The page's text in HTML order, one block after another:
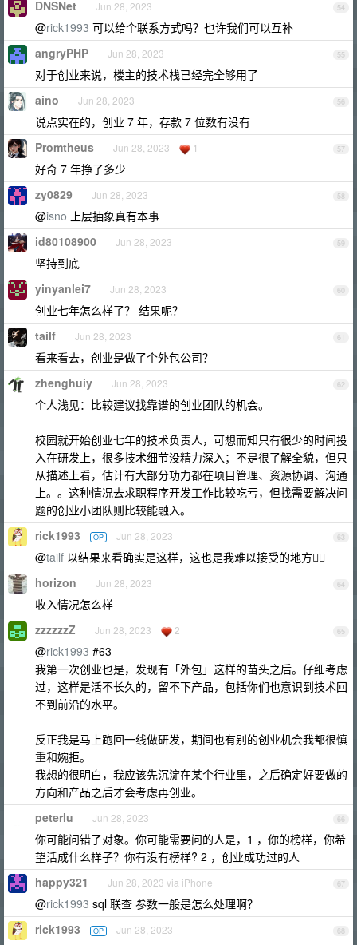
54
DNSNet Jun 28, 2023
@rick1993 可以给个联系方式吗？也许我们可以互补
55
angryPHP Jun 28, 2023
对于创业来说，楼主的技术栈已经完全够用了
56
aino Jun 28, 2023
说点实在的，创业 7 年，存款 7 位数有没有
57
Promtheus Jun 28, 2023 1
好奇 7 年挣了多少
58
zy0829 Jun 28, 2023
@isno 上层抽象真有本事
59
id80108900 Jun 28, 2023
坚持到底
60
yinyanlei7 Jun 28, 2023
创业七年怎么样了？ 结果呢？
61
tailf Jun 28, 2023
看来看去，创业是做了个外包公司？
62
zhenghuiy Jun 28, 2023
个人浅见：比较建议找靠谱的创业团队的机会。
校园就开始创业七年的技术负责人，可想而知只有很少的时间投
入在研发上，很多技术细节没精力深入；不是很了解全貌，但只
从描述上看，估计有大部分功力都在项目管理、资源协调、沟通
上。。这种情况去求职程序开发工作比较吃亏，但找需要解决问
题的创业小团队则比较能融入。
63
rick1993 OP Jun 28, 2023
@tailf 以结果来看确实是这样，这也是我难以接受的地方😮‍💨
64
horizon Jun 28, 2023
收入情况怎么样
65
zzzzzzZ Jun 28, 2023 2
@rick1993 #63
我第一次创业也是，发现有「外包」这样的苗头之后。仔细考虑
过，这样是活不长久的，留不下产品，包括你们也意识到技术回
不到前沿的水平。
反正我是马上跑回一线做研发，期间也有别的创业机会我都很慎
重和婉拒。
我想的很明白，我应该先沉淀在某个行业里，之后确定好要做的
方向和产品之后才会考虑再创业。
66
peterlu Jun 28, 2023
你可能问错了对象。你可能需要问的人是，1 ，你的榜样，你希
望活成什么样子？你有没有榜样? 2 ，创业成功过的人
67
happy321 Jun 28, 2023 via iPhone
@rick1993 sql 联查 参数一般是怎么处理啊？
68
rick1993 OP Jun 28, 2023